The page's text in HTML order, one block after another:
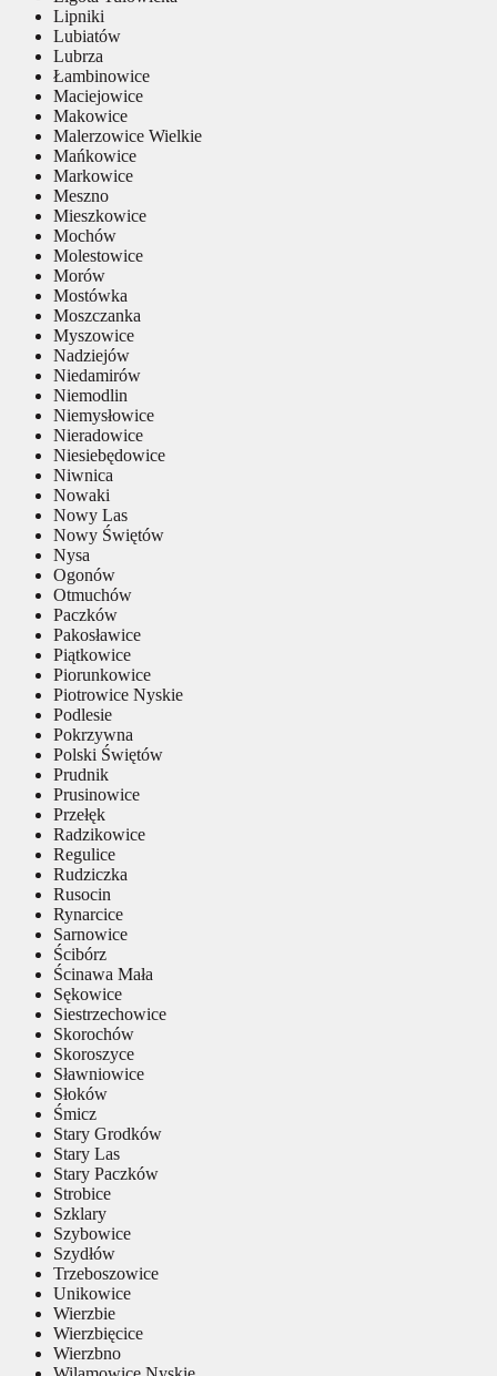
Lipniki
Lubiatów
Lubrza
Łambinowice
Maciejowice
Makowice
Malerzowice Wielkie
Mańkowice
Markowice
Meszno
Mieszkowice
Mochów
Molestowice
Morów
Mostówka
Moszczanka
Myszowice
Nadziejów
Niedamirów
Niemodlin
Niemysłowice
Nieradowice
Niesiebędowice
Niwnica
Nowaki
Nowy Las
Nowy Świętów
Nysa
Ogonów
Otmuchów
Paczków
Pakosławice
Piątkowice
Piorunkowice
Piotrowice Nyskie
Podlesie
Pokrzywna
Polski Świętów
Prudnik
Prusinowice
Przełęk
Radzikowice
Regulice
Rudziczka
Rusocin
Rynarcice
Sarnowice
Ścibórz
Ścinawa Mała
Sękowice
Siestrzechowice
Skorochów
Skoroszyce
Sławniowice
Słoków
Śmicz
Stary Grodków
Stary Las
Stary Paczków
Strobice
Szklary
Szybowice
Szydłów
Trzeboszowice
Unikowice
Wierzbie
Wierzbięcice
Wierzbno